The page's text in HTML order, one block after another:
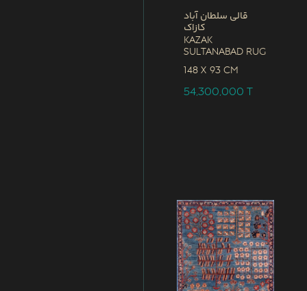
قالی سلطان آباد
کازاک
Kazak
Sultanabad Rug
148 x 93 CM
54,300,000T